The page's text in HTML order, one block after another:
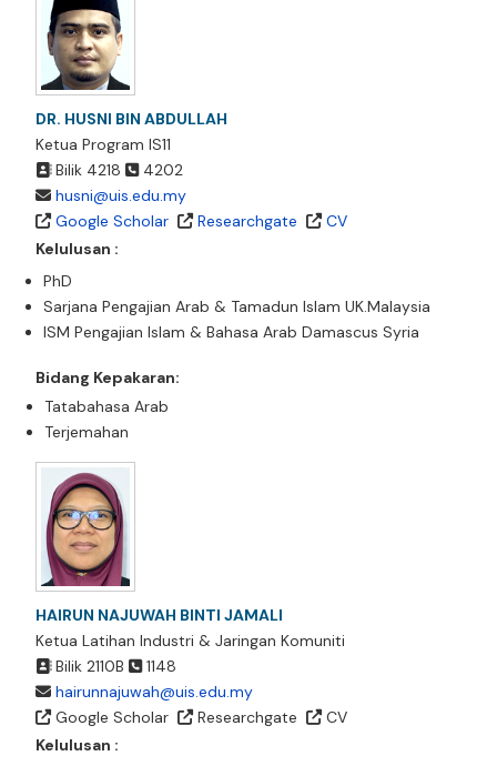
DR. HUSNI BIN ABDULLAH
Ketua Program IS11
Bilik 4218
4202
husni@uis.edu.my
Google Scholar
Researchgate
CV
Kelulusan :
PhD
Sarjana Pengajian Arab & Tamadun Islam UK.Malaysia
ISM Pengajian Islam & Bahasa Arab Damascus Syria
Bidang Kepakaran:
Tatabahasa Arab
Terjemahan
HAIRUN NAJUWAH BINTI JAMALI
Ketua Latihan Industri & Jaringan Komuniti
Bilik 2110B
1148
hairunnajuwah@uis.edu.my
Google Scholar
Researchgate
CV
Kelulusan :